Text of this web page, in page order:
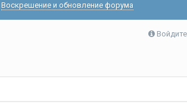
Воскрешение и обновление форума